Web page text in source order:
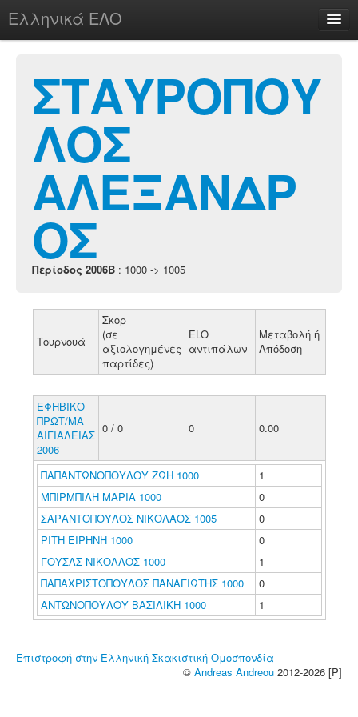
Ελληνικά ΕΛΟ
chesstu.be @ discord
Login
ΣΤΑΥΡΟΠΟΥ
ΛΟΣ
ΑΛΕΞΑΝΔΡ
ΟΣ
Περίοδος 2006B : 1000 -> 1005
Τουρνουά
Σκορ
(σε
αξιολογημένες
παρτίδες)
ELO
αντιπάλων
Μεταβολή ή
Απόδοση
ΕΦΗΒΙΚΟ
ΠΡΩΤ/ΜΑ
ΑΙΓΙΑΛΕΙΑΣ
2006
0 / 0 0 0.00
ΠΑΠΑΝΤΩΝΟΠΟΥΛΟΥ ΖΩΗ 1000
1
ΜΠΙΡΜΠΙΛΗ ΜΑΡΙΑ 1000
0
ΣΑΡΑΝΤΟΠΟΥΛΟΣ ΝΙΚΟΛΑΟΣ 1005
0
ΡΙΤΗ ΕΙΡΗΝΗ 1000
0
ΓΟΥΣΑΣ ΝΙΚΟΛΑΟΣ 1000
1
ΠΑΠΑΧΡΙΣΤΟΠΟΥΛΟΣ ΠΑΝΑΓΙΩΤΗΣ 1000
0
ΑΝΤΩΝΟΠΟΥΛΟΥ ΒΑΣΙΛΙΚΗ 1000
1
Επιστροφή στην Ελληνική Σκακιστική Ομοσπονδία
© Andreas Andreou 2012-2026 [P]